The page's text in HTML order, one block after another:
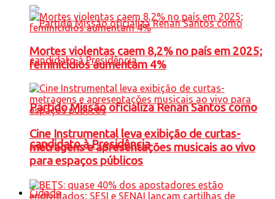
Partido Missão oficializa Renan Santos como
candidato à Presidência
Cidade
Mortes violentas caem 8,2% no país em 2025;
feminicídios aumentam 4%
Cine Instrumental leva exibição de curtas-
metragens e apresentações musicais ao vivo
para espaços públicos